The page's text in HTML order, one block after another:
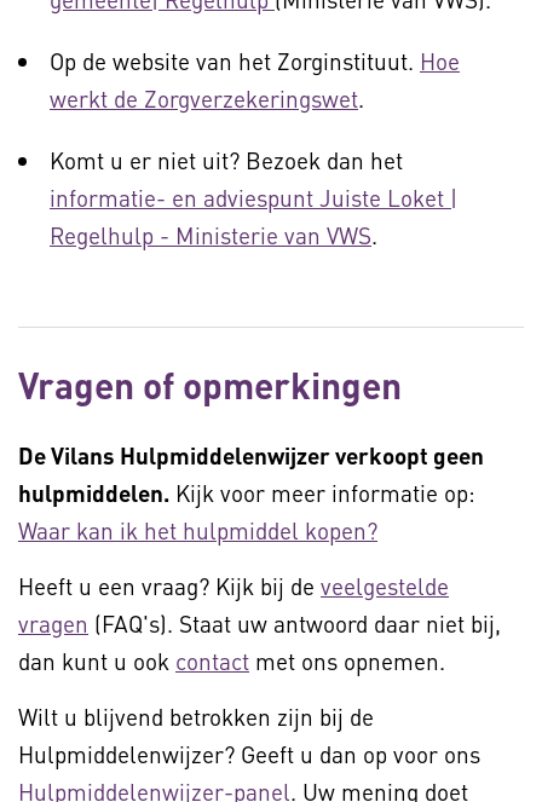
Op de website van het Zorginstituut. Hoe
werkt de Zorgverzekeringswet.
Komt u er niet uit? Bezoek dan het
informatie- en adviespunt Juiste Loket |
Regelhulp - Ministerie van VWS.
Vragen of opmerkingen
De Vilans Hulpmiddelenwijzer verkoopt geen
hulpmiddelen. Kijk voor meer informatie op:
Waar kan ik het hulpmiddel kopen?
Heeft u een vraag? Kijk bij de veelgestelde
vragen (FAQ's). Staat uw antwoord daar niet bij,
dan kunt u ook contact met ons opnemen.
Wilt u blijvend betrokken zijn bij de
Hulpmiddelenwijzer? Geeft u dan op voor ons
Hulpmiddelenwijzer-panel. Uw mening doet